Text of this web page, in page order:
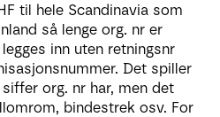
til hele Scandinavia som
så lenge org. nr er
inn uten retningsnr
Det spiller
org. nr har, men det
bindestrek osv. For